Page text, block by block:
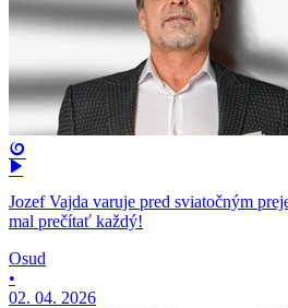
Jozef Vajda varuje pred sviatočným
mal prečítať každý!
Osud
•
02. 04. 2026